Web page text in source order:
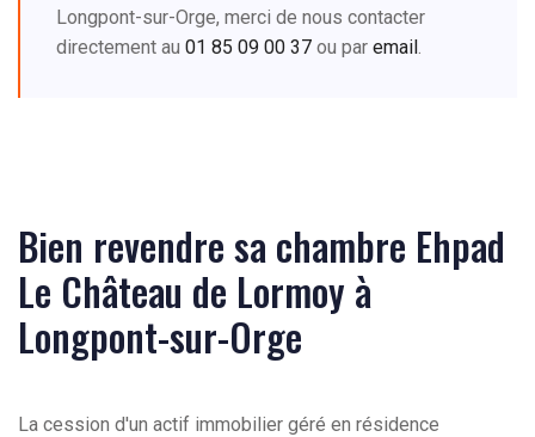
Longpont-sur-Orge, merci de nous contacter
directement au 01 85 09 00 37 ou par email.
Bien revendre sa chambre Ehpad
Le Château de Lormoy à
Longpont-sur-Orge
La cession d'un actif immobilier géré en résidence